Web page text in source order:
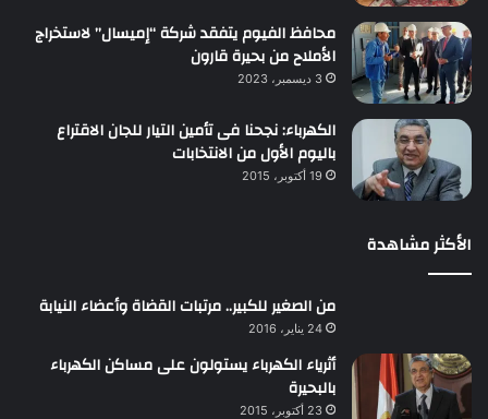
محافظ الفيوم يتفقد شركة “إميسال” لاستخراج
الأملاح من بحيرة قارون
3 ديسمبر، 2023
الكهرباء: نجحنا فى تأمين التيار للجان الاقتراع
باليوم الأول من الانتخابات
19 أكتوبر، 2015
الأكثر مشاهدة
من الصغير للكبير.. مرتبات القضاة وأعضاء النيابة
24 يناير، 2016
أثرياء الكهرباء يستولون على مساكن الكهرباء
بالبحيرة
23 أكتوبر، 2015